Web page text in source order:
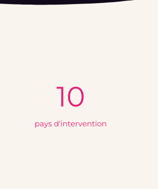
10
pays d'intervention